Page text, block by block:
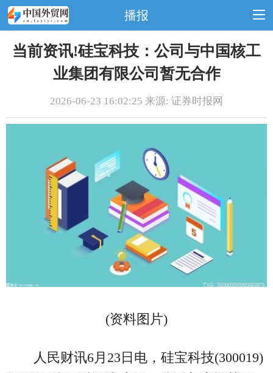
播报
当前资讯!硅宝科技：公司与中国核工
业集团有限公司暂无合作
2026-06-23 16:02:25 来源: 证券时报网
(资料图片)
人民财讯6月23日电，硅宝科技(300019)